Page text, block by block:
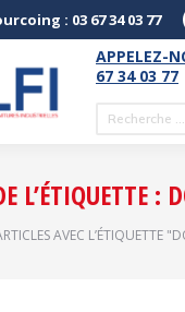
: 03 67 34 03 77
APPELEZ-
67 34 03 77
Recherche
L’ÉTIQUETTE :
: AVEC L’ÉTIQUETTE